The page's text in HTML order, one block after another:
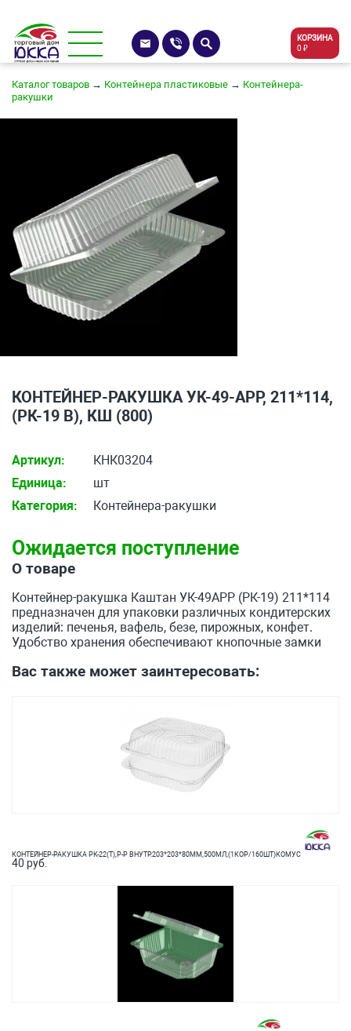
КОРЗИНА
0 ₽
Каталог товаров → Контейнера пластиковые → Контейнера-
ракушки
КОНТЕЙНЕР-РАКУШКА УК-49-АРР, 211*114,
(РК-19 В), КШ (800)
Артикул:
КНК03204
Единица:
шт
Категория:
Контейнера-ракушки
Ожидается поступление
О товаре
Контейнер-ракушка Каштан УК-49АРР (РК-19) 211*114
предназначен для упаковки различных кондитерских
изделий: печенья, вафель, безе, пирожных, конфет.
Удобство хранения обеспечивают кнопочные замки
Вас также может заинтересовать:
КОНТЕЙНЕР-РАКУШКА РК-22(Т),Р-Р ВНУТР.203*203*80ММ,500МЛ,(1КОР/160ШТ)КОМУС
40 руб.